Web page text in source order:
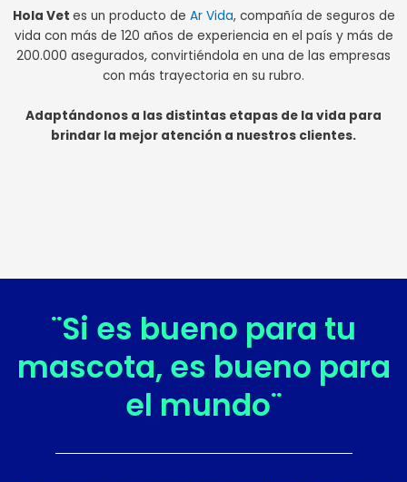
Hola Vet es un producto de Ar Vida, compañía de seguros de
vida con más de 120 años de experiencia en el país y más de
200.000 asegurados, convirtiéndola en una de las empresas
con más trayectoria en su rubro.
Adaptándonos a las distintas etapas de la vida para
brindar la mejor atención a nuestros clientes.
¨Si es bueno para tu
mascota, es bueno para
el mundo¨